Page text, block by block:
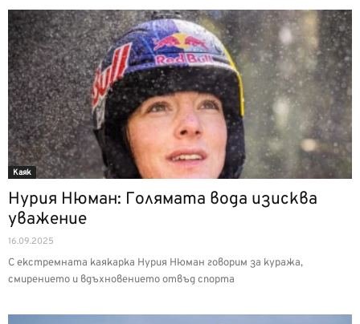
Каяк
Нурия Нюман: Голямата вода изисква
уважение
16.09.2025
С екстремната каякарка Нурия Нюман говорим за куража,
смирението и вдъхновението отвъд спорта